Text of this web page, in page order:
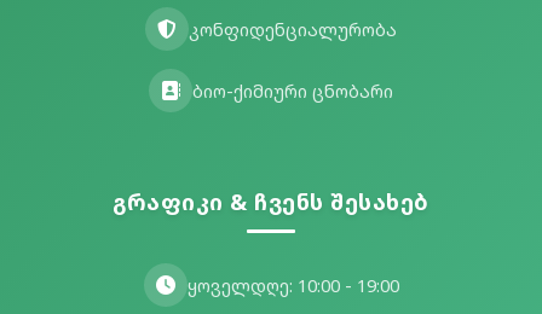
კონფიდენციალურობა
ბიო-ქიმიური ცნობარი
გრაფიკი & ჩვენს შესახებ
ყოველდღე: 10:00 - 19:00